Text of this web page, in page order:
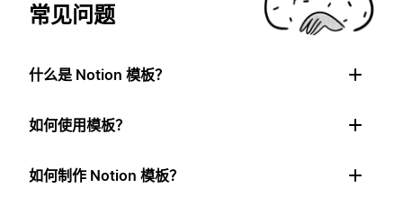
常见问题
什么是 Notion 模板？
如何使用模板？
如何制作 Notion 模板？